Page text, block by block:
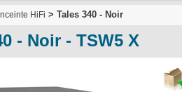
HiFi > Tales 340 - Noir
- Noir - TSW5 X